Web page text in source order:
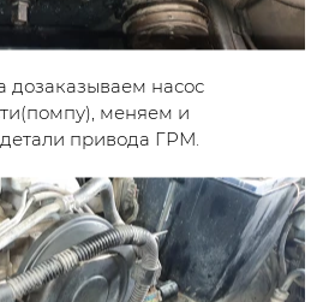
дозаказываем насос
меняем и
привода ГРМ.